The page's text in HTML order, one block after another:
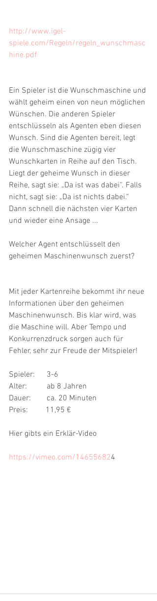
http://www.igel-
spiele.com/Regeln/regeln_wunschmasc
hine.pdf
Ein Spieler ist die Wunschmaschine und
wählt geheim einen von neun möglichen
Wünschen. Die anderen Spieler
entschlüsseln als Agenten eben diesen
Wunsch. Sind die Agenten bereit, legt
die Wunschmaschine zügig vier
Wunschkarten in Reihe auf den Tisch.
Liegt der geheime Wunsch in dieser
Reihe, sagt sie: „Da ist was dabei“. Falls
nicht, sagt sie: „Da ist nichts dabei.“
Dann schnell die nächsten vier Karten
und wieder eine Ansage ...
Welcher Agent entschlüsselt den
geheimen Maschinenwunsch zuerst?
Mit jeder Kartenreihe bekommt ihr neue
Informationen über den geheimen
Maschinenwunsch. Bis klar wird, was
die Maschine will. Aber Tempo und
Konkurrenzdruck sorgen auch für
Fehler, sehr zur Freude der Mitspieler!
Spieler:      3-6
Alter:          ab 8 Jahren
Dauer:        ca. 20 Minuten
Preis:         11,95 €
Hier gibts ein Erklär-Video
https://vimeo.com/146556824